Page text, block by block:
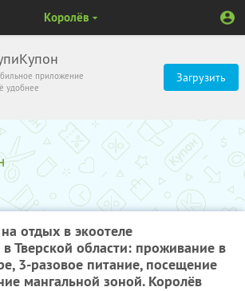
приложение
удобнее
Загрузить
Королёв
на отдых в экоотеле
Тверской области: проживание в
3-разовое питание, посещение
мангальной зоной. Королёв